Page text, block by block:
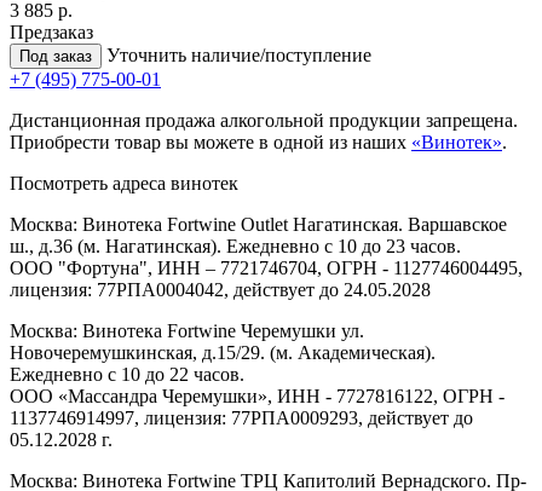
3 885 р.
Предзаказ
Под заказ
Уточнить наличие/поступление
+7 (495) 775-00-01
Дистанционная продажа алкогольной продукции запрещена.
Приобрести товар вы можете в одной из наших «Винотек».
Посмотреть адреса винотек
Москва: Винотека Fortwine Outlet Нагатинская. Варшавское
ш., д.36 (м. Нагатинская). Ежедневно с 10 до 23 часов.
ООО "Фортуна", ИНН – 7721746704, ОГРН - 1127746004495,
лицензия: 77РПА0004042, действует до 24.05.2028
Москва: Винотека Fortwine Черемушки ул.
Новочеремушкинская, д.15/29. (м. Академическая).
Ежедневно с 10 до 22 часов.
ООО «Массандра Черемушки», ИНН - 7727816122, ОГРН -
1137746914997, лицензия: 77РПА0009293, действует до
05.12.2028 г.
Москва: Винотека Fortwine ТРЦ Капитолий Вернадского. Пр-